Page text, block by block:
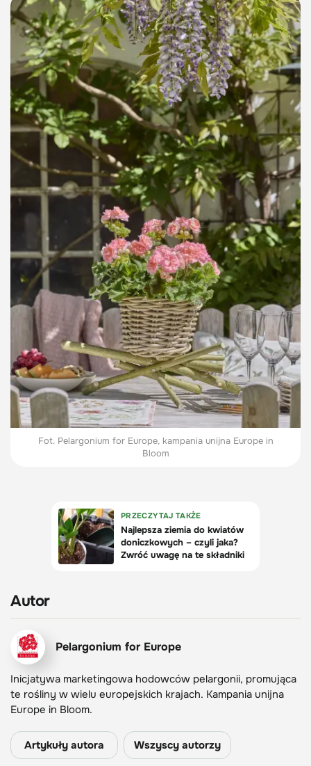
Fot. Pelargonium for Europe, kampania unijna Europe in
Bloom
Autor
Pelargonium for Europe
Inicjatywa marketingowa hodowców pelargonii, promująca
te rośliny w wielu europejskich krajach. Kampania unijna
Europe in Bloom.
Artykuły autora Wszyscy autorzy